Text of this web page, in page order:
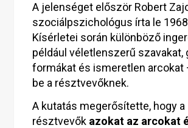
A jelenséget először Robert
szociálpszichológus írta le
Kísérletei során különböző
például véletlenszerű szavakat,
formákat és ismeretlen
be a résztvevőknek.
A kutatás megerősítette, hogy a
résztvevők azokat az arcokat